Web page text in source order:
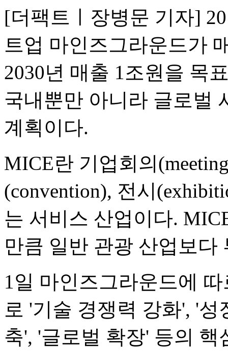
[더팩트ㅣ장병문 기자]
트업 마인즈그라운드가
2030년 매출 1조원을 목
국내뿐만 아니라 글로벌
계획이다.
MICE란 기업회의
(convention), 전시
는 서비스 산업이다.
만큼 일반 관광 산업보다
1일 마인즈그라운드에
로 '기술 경쟁력 강화', '
축', '글로벌 확장' 등의